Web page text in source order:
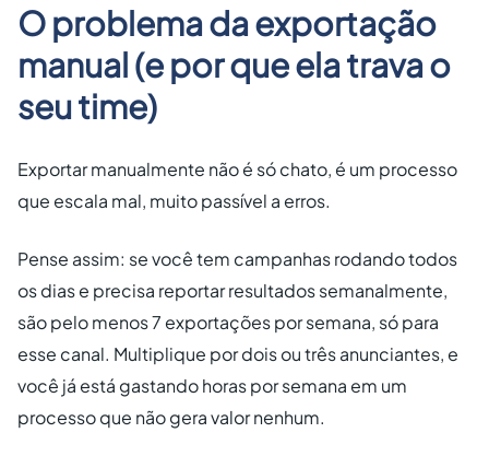
O problema da exportação
manual (e por que ela trava o
seu time)
Exportar manualmente não é só chato, é um processo
que escala mal, muito passível a erros.
Pense assim: se você tem campanhas rodando todos
os dias e precisa reportar resultados semanalmente,
são pelo menos 7 exportações por semana, só para
esse canal. Multiplique por dois ou três anunciantes, e
você já está gastando horas por semana em um
processo que não gera valor nenhum.